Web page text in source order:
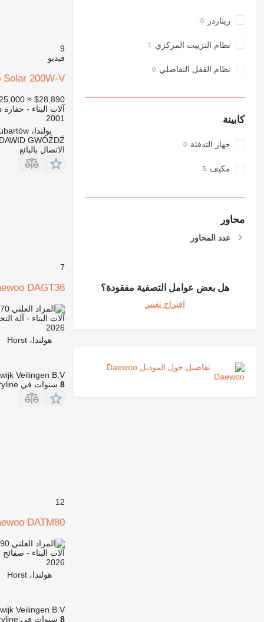
AP
CB
CS
M-series
MH
ريتاردر
نظام التزييت المركزي
نظام القفل التفاضلي
كابينة
جهاز التدفئة
مكيف
محاور
عدد المحاور
هل بعض عوامل التصفية مفقودة؟
اقتراح تغيير
تفاصيل حول الموديل Daewoo
9
فيديو
Solar 200W-V
≈ $28,890
آلات البناء -
2001
بولندا، Lubartów
DAWID GWÓŹDŹ
الاتصال بالبائع
7
DAGT36
آلات البناء - آلة
2026
هولندا، Horst
Veilingen B.V.
8سنوات في Machineryline
12
DATM80
آلات البناء - صفائح
2026
هولندا، Horst
Veilingen B.V.
8سنوات في Machineryline